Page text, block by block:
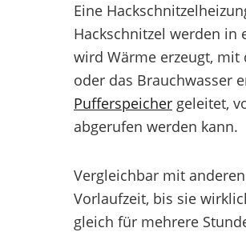
Eine
Hackschnitzel werden in
wird Wärme erzeugt, mit
oder das Brauchwasser
Pufferspeicher geleitet,
abgerufen werden kann.
Vergleichbar mit anderen
Vorlaufzeit, bis sie
gleich für mehrere